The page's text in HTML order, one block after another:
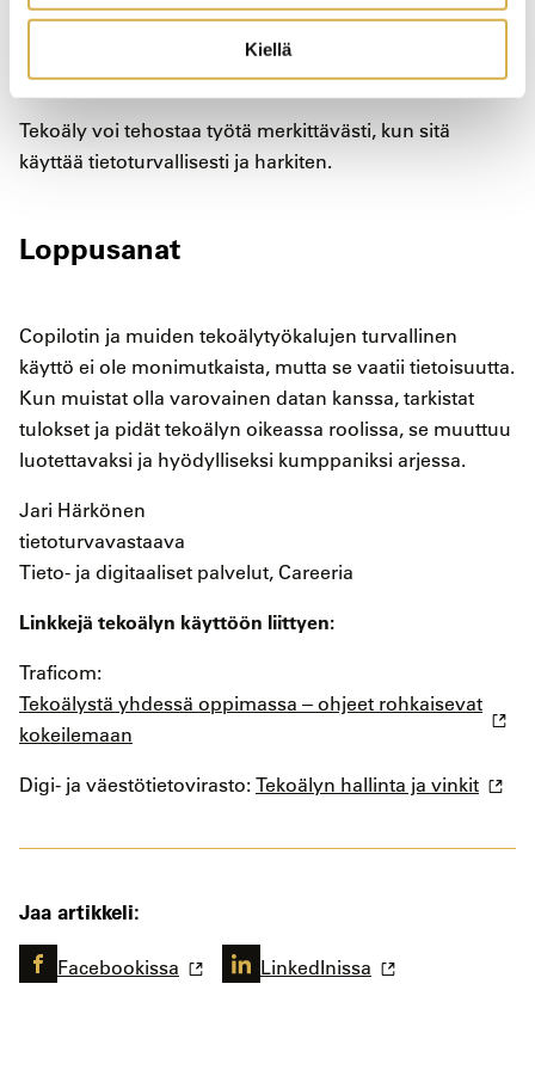
Kiellä
hyödyntämisessä.
Tärkeintä on muistaa:
Tekoäly voi tehostaa työtä merkittävästi, kun sitä
käyttää tietoturvallisesti ja harkiten.
Loppusanat
Copilotin ja muiden tekoälytyökalujen turvallinen
käyttö ei ole monimutkaista, mutta se vaatii tietoisuutta.
Kun muistat olla varovainen datan kanssa, tarkistat
tulokset ja pidät tekoälyn oikeassa roolissa, se muuttuu
luotettavaksi ja hyödylliseksi kumppaniksi arjessa.
Jari Härkönen
tietoturvavastaava
Tieto- ja digitaaliset palvelut, Careeria
Linkkejä tekoälyn käyttöön liittyen:
Traficom:
Tekoälystä yhdessä oppimassa ‒ ohjeet rohkaisevat
kokeilemaan
Digi- ja väestötietovirasto: Tekoälyn hallinta ja vinkit
Jaa artikkeli:
Facebookissa LinkedInissa